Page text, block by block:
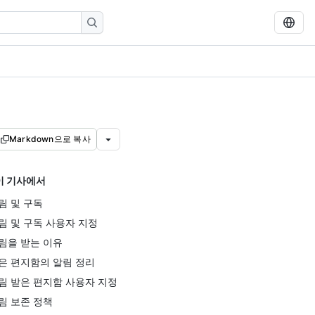
Markdown으로 복사
기사에서
및 구독
및 구독 사용자 지정
을 받는 이유
편지함의 알림 정리
받은 편지함 사용자 지정
보존 정책